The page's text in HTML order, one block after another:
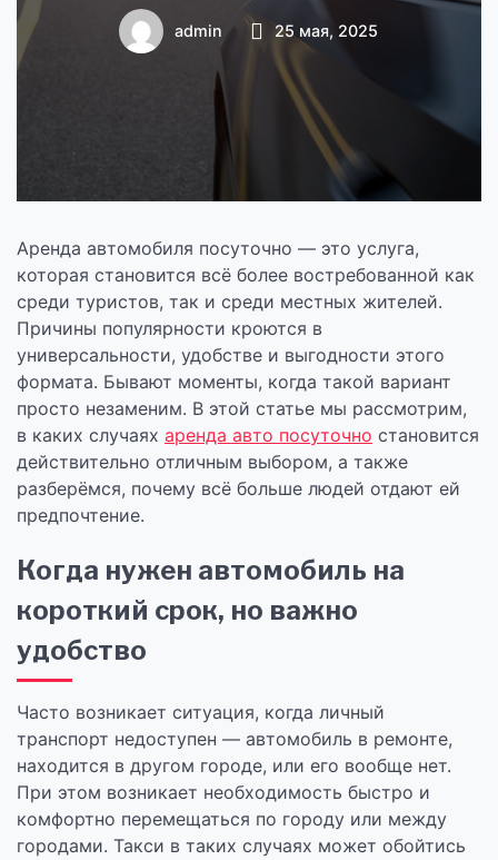
отличным
выбором
admin 25 мая, 2025
Аренда автомобиля посуточно — это услуга,
которая становится всё более востребованной как
среди туристов, так и среди местных жителей.
Причины популярности кроются в
универсальности, удобстве и выгодности этого
формата. Бывают моменты, когда такой вариант
просто незаменим. В этой статье мы рассмотрим,
в каких случаях аренда авто посуточно становится
действительно отличным выбором, а также
разберёмся, почему всё больше людей отдают ей
предпочтение.
Когда нужен автомобиль на
короткий срок, но важно
удобство
Часто возникает ситуация, когда личный
транспорт недоступен — автомобиль в ремонте,
находится в другом городе, или его вообще нет.
При этом возникает необходимость быстро и
комфортно перемещаться по городу или между
городами. Такси в таких случаях может обойтись